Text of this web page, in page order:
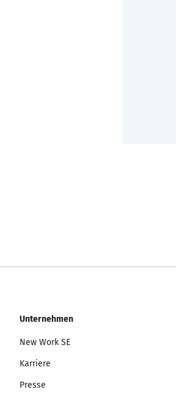
Unternehmen
New Work SE
Karriere
Presse